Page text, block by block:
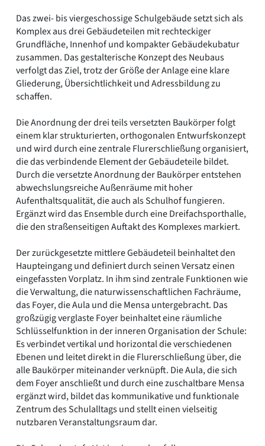
Das zwei- bis viergeschossige Schulgebäude setzt sich als
Komplex aus drei Gebäudeteilen mit rechteckiger
Grundfläche, Innenhof und kompakter Gebäudekubatur
zusammen. Das gestalterische Konzept des Neubaus
verfolgt das Ziel, trotz der Größe der Anlage eine klare
Gliederung, Übersichtlichkeit und Adressbildung zu
schaffen.
Die Anordnung der drei teils versetzten Baukörper folgt
einem klar strukturierten, orthogonalen Entwurfskonzept
und wird durch eine zentrale Flurerschließung organisiert,
die das verbindende Element der Gebäudeteile bildet.
Durch die versetzte Anordnung der Baukörper entstehen
abwechslungsreiche Außenräume mit hoher
Aufenthaltsqualität, die auch als Schulhof fungieren.
Ergänzt wird das Ensemble durch eine Dreifachsporthalle,
die den straßenseitigen Auftakt des Komplexes markiert.
Der zurückgesetzte mittlere Gebäudeteil beinhaltet den
Haupteingang und definiert durch seinen Versatz einen
eingefassten Vorplatz. In ihm sind zentrale Funktionen wie
die Verwaltung, die naturwissenschaftlichen Fachräume,
das Foyer, die Aula und die Mensa untergebracht. Das
großzügig verglaste Foyer beinhaltet eine räumliche
Schlüsselfunktion in der inneren Organisation der Schule:
Es verbindet vertikal und horizontal die verschiedenen
Ebenen und leitet direkt in die Flurerschließung über, die
alle Baukörper miteinander verknüpft. Die Aula, die sich
dem Foyer anschließt und durch eine zuschaltbare Mensa
ergänzt wird, bildet das kommunikative und funktionale
Zentrum des Schulalltags und stellt einen vielseitig
nutzbaren Veranstaltungsraum dar.